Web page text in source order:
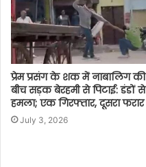
प्रेम प्रसंग के शक में नाबालिग की
बीच सड़क बेरहमी से पिटाई: डंडों से
हमला; एक गिरफ्तार, दूसरा फरार
July 3, 2026